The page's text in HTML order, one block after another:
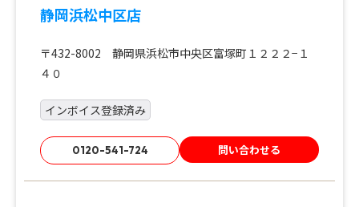
静岡浜松中区店
〒432-8002 静岡県浜松市中央区富塚町１２２２−１
４０
インボイス登録済み
0120-541-724 問い合わせる